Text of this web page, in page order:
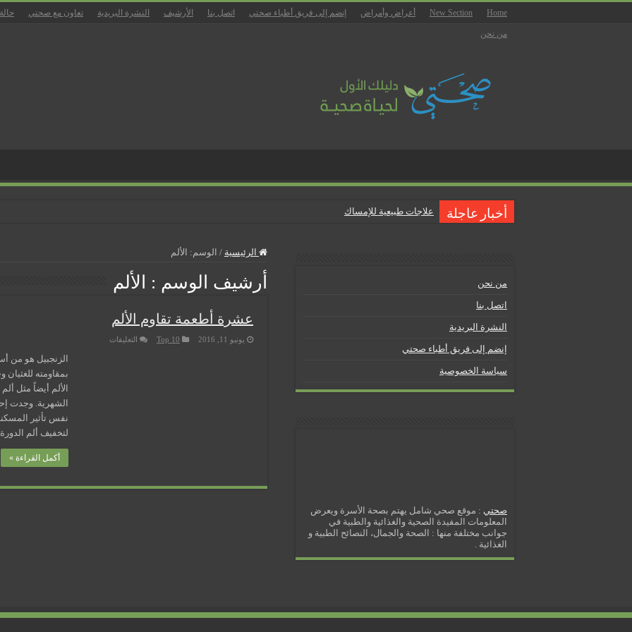
Home
New Section أعراض وأمراض إنضم إلى فريق أطباء صحتي اتصل بنا الأرشيف النشرة البريدية تعاون مع صحتي
من نحن
أخبار عاجلة علاجات طبيعية للإمساك
إزالة الشعر بالليزر
كيف نخفف من الشعور بالعطش في رمضان؟
الرئيسية / الوسم: الألم
أرشيف الوسم : الألم
عشرة أطعمة تقاوم الألم
يونيو 11, 2016 Top 10 التعليقات
الزنجبيل هو من
بمقاومته
الألم أيضاً مثل
الشهرية. وجدت
نفس تأثير
لتخفيف ألم
أكمل القراءة »
من نحن
اتصل بنا
النشرة البريدية
إنضم إلى فريق أطباء صحتي
سياسة الخصوصية
صحتي : موقع صحي شامل يهتم بصحة الأسرة ويعرض
المعلومات المفيدة الصحية والغذائية والطبية في
جوانب مختلفة منها : الصحة والجمال، النصائح الطبية و
الغذائية .